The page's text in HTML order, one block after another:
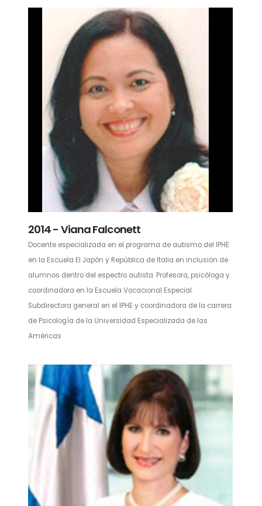
2014 - Viana Falconett
Docente especializada en el programa de autismo del IPHE
en la Escuela El Japón y República de Italia en inclusión de
alumnos dentro del espectro autista. Profesora, psicóloga y
coordinadora en la Escuela Vocacional Especial.
Subdirectora general en el IPHE y coordinadora de la carrera
de Psicología de la Universidad Especializada de las
Américas